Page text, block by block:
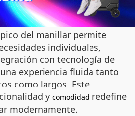
del manillar permite
individuales,
con tecnología de
experiencia fluida tanto
como largos. Este
y comodidad redefine
modernamente.